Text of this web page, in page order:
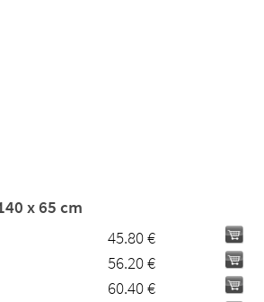
x 65 cm
45.80 €
56.20 €
60.40 €